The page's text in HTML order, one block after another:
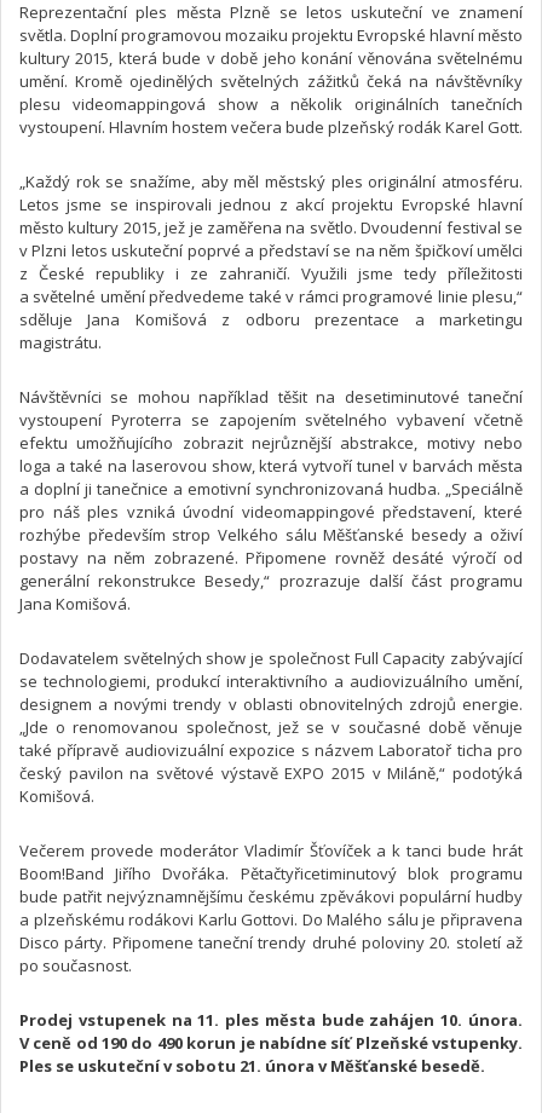
Reprezentační ples města Plzně se letos uskuteční ve znamení
světla. Doplní programovou mozaiku projektu Evropské hlavní město
kultury 2015, která bude v době jeho konání věnována světelnému
umění. Kromě ojedinělých světelných zážitků čeká na návštěvníky
plesu videomappingová show a několik originálních tanečních
vystoupení. Hlavním hostem večera bude plzeňský rodák Karel Gott.
„Každý rok se snažíme, aby měl městský ples originální atmosféru.
Letos jsme se inspirovali jednou z akcí projektu Evropské hlavní
město kultury 2015, jež je zaměřena na světlo. Dvoudenní festival se
v Plzni letos uskuteční poprvé a představí se na něm špičkoví umělci
z České republiky i ze zahraničí. Využili jsme tedy příležitosti
a světelné umění předvedeme také v rámci programové linie plesu,“
sděluje Jana Komišová z odboru prezentace a marketingu
magistrátu.
Návštěvníci se mohou například těšit na desetiminutové taneční
vystoupení Pyroterra se zapojením světelného vybavení včetně
efektu umožňujícího zobrazit nejrůznější abstrakce, motivy nebo
loga a také na laserovou show, která vytvoří tunel v barvách města
a doplní ji tanečnice a emotivní synchronizovaná hudba. „Speciálně
pro náš ples vzniká úvodní videomappingové představení, které
rozhýbe především strop Velkého sálu Měšťanské besedy a oživí
postavy na něm zobrazené. Připomene rovněž desáté výročí od
generální rekonstrukce Besedy,“ prozrazuje další část programu
Jana Komišová.
Dodavatelem světelných show je společnost Full Capacity zabývající
se technologiemi, produkcí interaktivního a audiovizuálního umění,
designem a novými trendy v oblasti obnovitelných zdrojů energie.
„Jde o renomovanou společnost, jež se v současné době věnuje
také přípravě audiovizuální expozice s názvem Laboratoř ticha pro
český pavilon na světové výstavě EXPO 2015 v Miláně,“ podotýká
Komišová.
Večerem provede moderátor Vladimír Šťovíček a k tanci bude hrát
Boom!Band Jiřího Dvořáka. Pětačtyřicetiminutový blok programu
bude patřit nejvýznamnějšímu českému zpěvákovi populární hudby
a plzeňskému rodákovi Karlu Gottovi. Do Malého sálu je připravena
Disco párty. Připomene taneční trendy druhé poloviny 20. století až
po současnost.
Prodej vstupenek na 11. ples města bude zahájen 10. února.
V ceně od 190 do 490 korun je nabídne síť Plzeňské vstupenky.
Ples se uskuteční v sobotu 21. února v Měšťanské besedě.